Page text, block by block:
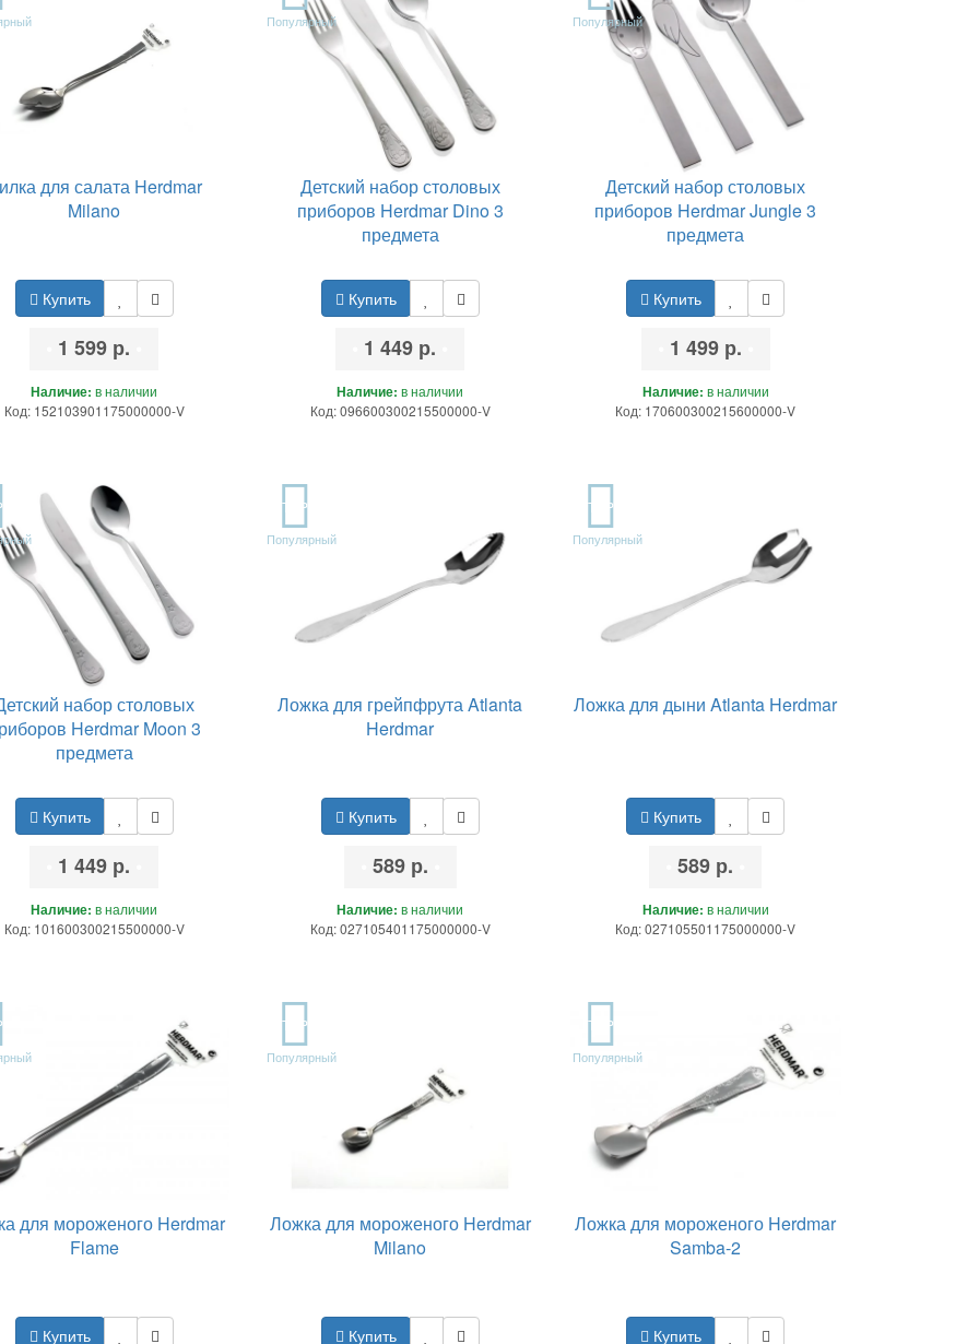
для салата Herdmar
Milano
Купить
1 599 р.
Наличие: в наличии
Код: 152103901175000000-V
Популярный
Детский набор столовых
приборов Herdmar Dino 3
предмета
Купить
1 449 р.
Наличие: в наличии
Код: 096600300215500000-V
Популярный
Детский набор столовых
приборов Herdmar Jungle 3
предмета
Купить
1 499 р.
Наличие: в наличии
Код: 170600300215600000-V
набор столовых
Herdmar Moon 3
предмета
Купить
1 449 р.
Наличие: в наличии
Код: 101600300215500000-V
TOP
Популярный
Ложка для грейпфрута Atlanta
Herdmar
Купить
589 р.
Наличие: в наличии
Код: 027105401175000000-V
TOP
Популярный
Ложка для дыни Atlanta Herdmar
Купить
589 р.
Наличие: в наличии
Код: 027105501175000000-V
для мороженого Herdmar
Flame
Купить
TOP
Популярный
Ложка для мороженого Herdmar
Milano
Купить
TOP
Популярный
Ложка для мороженого Herdmar
Samba-2
Купить